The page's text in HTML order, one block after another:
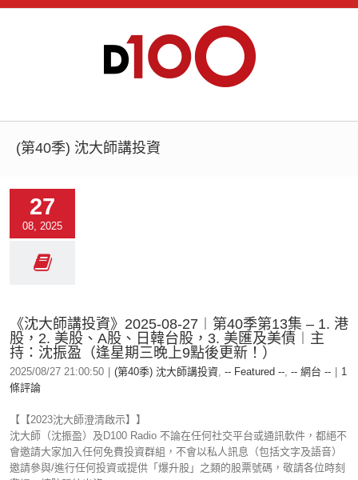
(第40季) 沈大師講投資
27
08, 2025
《沈大師講投資》2025-08-27︱第40季第13集 – 1. 港
股，2. 美股、A股、日韓台股，3. 美匯及美債︱主
持：沈振盈（逢星期三晚上9點後更新！）
2025/08/27 21:00:50 (第40季) 沈大師講投資, -- Featured --, -- 網台 --
1
條評論
【【2023沈大師澄清啟示】】
沈大師（沈振盈）及D100 Radio 不論在任何社交平台或通訊軟件，都絕不
會邀請大家加入任何免費投資群組，不會以私人訊息（包括文字及語音）
邀請參與/進行任何投資或提供「爆升股」之類的股票號碼，敬請各位時刻